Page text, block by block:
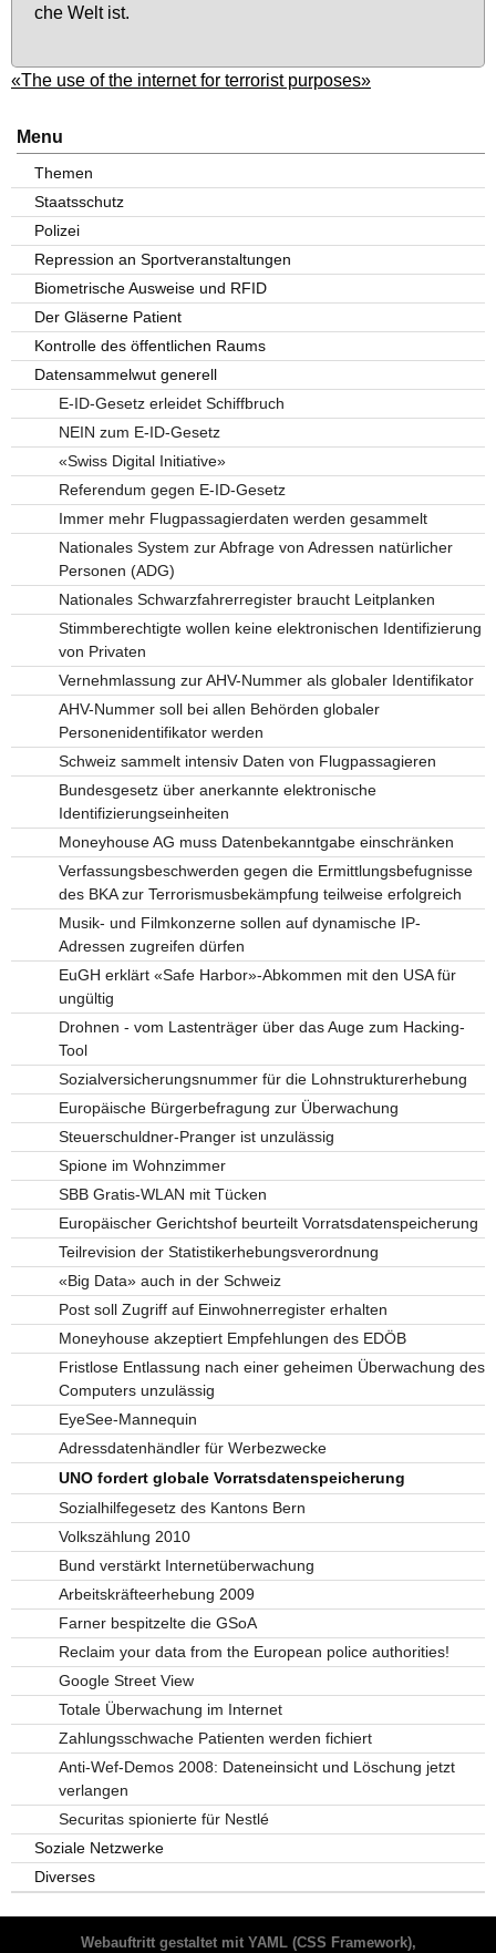
che Welt ist.
«The use of the internet for terrorist purposes»
Menu
Themen
Staatsschutz
Polizei
Repression an Sportveranstaltungen
Biometrische Ausweise und RFID
Der Gläserne Patient
Kontrolle des öffentlichen Raums
Datensammelwut generell
E-ID-Gesetz erleidet Schiffbruch
NEIN zum E-ID-Gesetz
«Swiss Digital Initiative»
Referendum gegen E-ID-Gesetz
Immer mehr Flugpassagierdaten werden gesammelt
Nationales System zur Abfrage von Adressen natürlicher
Personen (ADG)
Nationales Schwarzfahrerregister braucht Leitplanken
Stimmberechtigte wollen keine elektronischen Identifizierung
von Privaten
Vernehmlassung zur AHV-Nummer als globaler Identifikator
AHV-Nummer soll bei allen Behörden globaler
Personenidentifikator werden
Schweiz sammelt intensiv Daten von Flugpassagieren
Bundesgesetz über anerkannte elektronische
Identifizierungseinheiten
Moneyhouse AG muss Datenbekanntgabe einschränken
Verfassungsbeschwerden gegen die Ermittlungsbefugnisse
des BKA zur Terrorismusbekämpfung teilweise erfolgreich
Musik- und Filmkonzerne sollen auf dynamische IP-
Adressen zugreifen dürfen
EuGH erklärt «Safe Harbor»-Abkommen mit den USA für
ungültig
Drohnen - vom Lastenträger über das Auge zum Hacking-
Tool
Sozialversicherungsnummer für die Lohnstrukturerhebung
Europäische Bürgerbefragung zur Überwachung
Steuerschuldner-Pranger ist unzulässig
Spione im Wohnzimmer
SBB Gratis-WLAN mit Tücken
Europäischer Gerichtshof beurteilt Vorratsdatenspeicherung
Teilrevision der Statistikerhebungsverordnung
«Big Data» auch in der Schweiz
Post soll Zugriff auf Einwohnerregister erhalten
Moneyhouse akzeptiert Empfehlungen des EDÖB
Fristlose Entlassung nach einer geheimen Überwachung des
Computers unzulässig
EyeSee-Mannequin
Adressdatenhändler für Werbezwecke
UNO fordert globale Vorratsdatenspeicherung
Sozialhilfegesetz des Kantons Bern
Volkszählung 2010
Bund verstärkt Internetüberwachung
Arbeitskräfteerhebung 2009
Farner bespitzelte die GSoA
Reclaim your data from the European police authorities!
Google Street View
Totale Überwachung im Internet
Zahlungsschwache Patienten werden fichiert
Anti-Wef-Demos 2008: Dateneinsicht und Löschung jetzt
verlangen
Securitas spionierte für Nestlé
Soziale Netzwerke
Diverses
Webauftritt gestaltet mit YAML(CSS Framework),